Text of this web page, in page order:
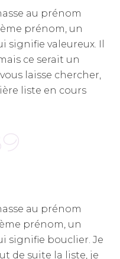
au prénom
prénom, un
signifie valeureux. Il
ce serait un
laisse chercher,
liste en cours
au prénom
prénom, un
signifie bouclier. Je
de suite la liste, je